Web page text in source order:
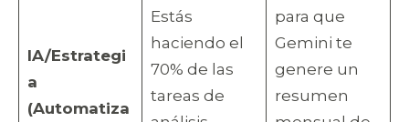
IA/Estrategi
a
(Automatiza
Estás
haciendo el
70% de las
tareas de
para que
Gemini te
genere un
resumen